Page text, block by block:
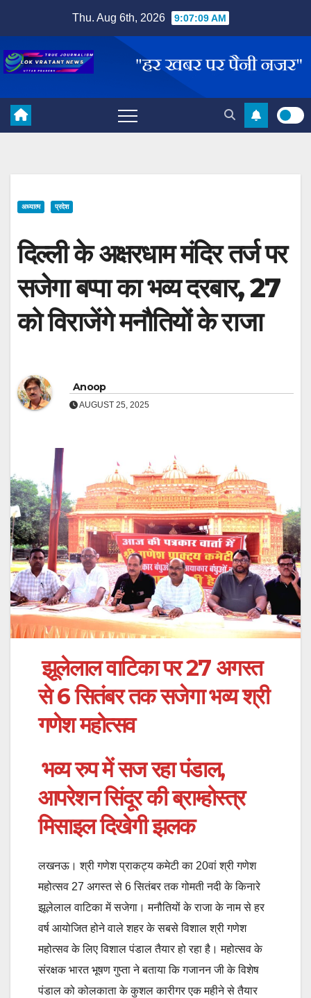
content
Thu. Aug 6th, 2026 9:07:10 AM
अध्यात्म प्रदेश
दिल्ली के अक्षरधाम मंदिर तर्ज पर
सजेगा बप्पा का भव्य दरबार, 27
को विराजेंगे मनौतियों के राजा
Anoop
AUGUST 25, 2025
झूलेलाल वाटिका पर 27 अगस्त
से 6 सितंबर तक सजेगा भव्य श्री
गणेश महोत्सव
भव्य रुप में सज रहा पंडाल,
आपरेशन सिंदूर की ब्राम्होस्त्र
मिसाइल दिखेगी झलक
लखनऊ। श्री गणेश प्राकट्य कमेटी का 20वां श्री गणेश
महोत्सव 27 अगस्त से 6 सितंबर तक गोमती नदी के किनारे
झूलेलाल वाटिका में सजेगा। मनौतियों के राजा के नाम से हर
वर्ष आयोजित होने वाले शहर के सबसे विशाल श्री गणेश
महोत्सव के लिए विशाल पंडाल तैयार हो रहा है। महोत्सव के
संरक्षक भारत भूषण गुप्ता ने बताया कि गजानन जी के विशेष
पंडाल को कोलकाता के कुशल कारीगर एक महीने से तैयार